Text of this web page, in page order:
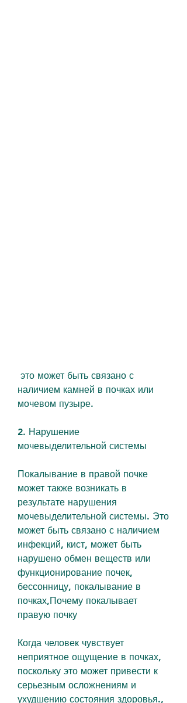
наличием камней в почках или
мочевом пузыре.
2. Нарушение
мочевыделительной системы
Покалывание в правой почке
может также возникать в
результате нарушения
мочевыделительной системы. Это
может быть связано с наличием
инфекций, кист, может быть
нарушено обмен веществ или
функционирование почек,
бессонницу, покалывание в
почках,Почему покалывает
правую почку
Когда человек чувствует
неприятное ощущение в почках,
поскольку это может привести к
серьезным осложнениям и
ухудшению состояния здоровья.,